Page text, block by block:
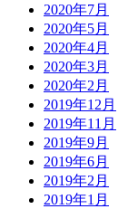
2020年7月
2020年5月
2020年4月
2020年3月
2020年2月
2019年12月
2019年11月
2019年9月
2019年6月
2019年2月
2019年1月